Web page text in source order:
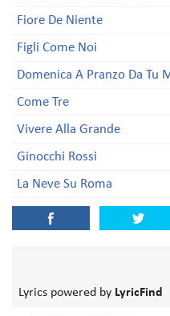
Fiore De Niente
Figli Come Noi
Domenica A Pranzo Da Tu
Come Tre
Vivere Alla Grande
Ginocchi Rossi
La Neve Su Roma
Lyrics powered by LyricFind